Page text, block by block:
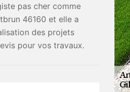
pas cher comme
46160 et elle a
des projets
pour vos travaux.